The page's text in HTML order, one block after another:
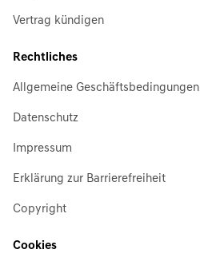
Vertrag kündigen
Rechtliches
Allgemeine Geschäftsbedingungen
Datenschutz
Impressum
Erklärung zur Barrierefreiheit
Copyright
Cookies